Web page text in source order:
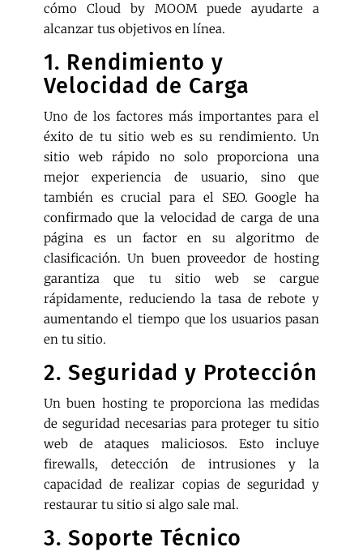
cómo Cloud by MOOM puede ayudarte a
alcanzar tus objetivos en línea.
1. Rendimiento y
Velocidad de Carga
Uno de los factores más importantes para el
éxito de tu sitio web es su rendimiento. Un
sitio web rápido no solo proporciona una
mejor experiencia de usuario, sino que
también es crucial para el SEO. Google ha
confirmado que la velocidad de carga de una
página es un factor en su algoritmo de
clasificación. Un buen proveedor de hosting
garantiza que tu sitio web se cargue
rápidamente, reduciendo la tasa de rebote y
aumentando el tiempo que los usuarios pasan
en tu sitio.
2. Seguridad y Protección
Un buen hosting te proporciona las medidas
de seguridad necesarias para proteger tu sitio
web de ataques maliciosos. Esto incluye
firewalls, detección de intrusiones y la
capacidad de realizar copias de seguridad y
restaurar tu sitio si algo sale mal.
3. Soporte Técnico